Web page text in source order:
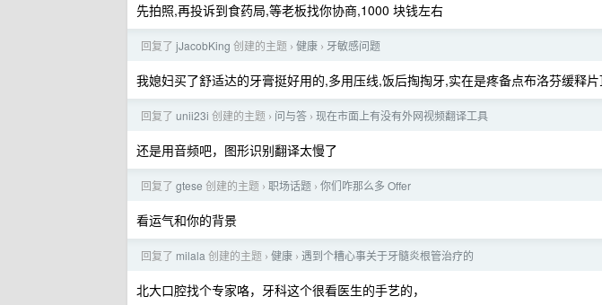
先拍照,再投诉到食药局,等老板找你协商,1000 块钱左右
回复了 jJacobKing 创建的主题 › 健康 › 牙敏感问题
我媳妇买了舒适达的牙膏挺好用的,多用压线,饭后掏掏牙,实在是疼备点布洛芬缓释
回复了 unii23i 创建的主题 › 问与答 › 现在市面上有没有外网视频翻译工具
还是用音频吧，图形识别翻译太慢了
回复了 gtese 创建的主题 › 职场话题 › 你们咋那么多 Offer
看运气和你的背景
回复了 milala 创建的主题 › 健康 › 遇到个糟心事关于牙髓炎根管治疗的
北大口腔找个专家咯，牙科这个很看医生的手艺的，